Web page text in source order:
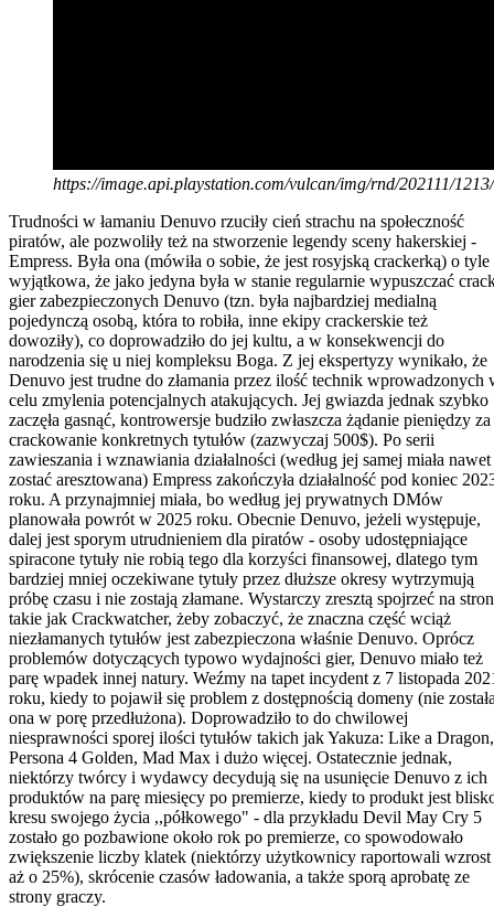
https://image.api.playstation.com/vulcan/img/rnd/202111/
Trudności w łamaniu Denuvo rzuciły cień strachu na społeczność
piratów, ale pozwoliły też na stworzenie legendy sceny hakerskiej -
Empress. Była ona (mówiła o sobie, że jest rosyjską crackerką) o tyle
wyjątkowa, że jako jedyna była w stanie regularnie wypuszczać
gier zabezpieczonych Denuvo (tzn. była najbardziej medialną
pojedynczą osobą, która to robiła, inne ekipy crackerskie też
dowoziły), co doprowadziło do jej kultu, a w konsekwencji do
narodzenia się u niej kompleksu Boga. Z jej ekspertyzy wynikało, że
Denuvo jest trudne do złamania przez ilość technik wprowadzonych
celu zmylenia potencjalnych atakujących. Jej gwiazda jednak szybko
zaczęła gasnąć, kontrowersje budziło zwłaszcza żądanie pieniędzy za
crackowanie konkretnych tytułów (zazwyczaj 500$). Po serii
zawieszania i wznawiania działalności (według jej samej miała nawet
zostać aresztowana) Empress zakończyła działalność pod koniec
roku. A przynajmniej miała, bo według jej prywatnych DMów
planowała powrót w 2025 roku. Obecnie Denuvo, jeżeli występuje,
dalej jest sporym utrudnieniem dla piratów - osoby udostępniające
spiracone tytuły nie robią tego dla korzyści finansowej, dlatego tym
bardziej mniej oczekiwane tytuły przez dłuższe okresy wytrzymują
próbę czasu i nie zostają złamane. Wystarczy zresztą spojrzeć na
takie jak Crackwatcher, żeby zobaczyć, że znaczna część wciąż
niezłamanych tytułów jest zabezpieczona właśnie Denuvo. Oprócz
problemów dotyczących typowo wydajności gier, Denuvo miało też
parę wpadek innej natury. Weźmy na tapet incydent z 7 listopada
roku, kiedy to pojawił się problem z dostępnością domeny (nie
ona w porę przedłużona). Doprowadziło to do chwilowej
niesprawności sporej ilości tytułów takich jak Yakuza: Like a Dragon,
Persona 4 Golden, Mad Max i dużo więcej. Ostatecznie jednak,
niektórzy twórcy i wydawcy decydują się na usunięcie Denuvo z ich
produktów na parę miesięcy po premierze, kiedy to produkt jest
kresu swojego życia ,,półkowego" - dla przykładu Devil May Cry 5
zostało go pozbawione około rok po premierze, co spowodowało
zwiększenie liczby klatek (niektórzy użytkownicy raportowali wzrost
aż o 25%), skrócenie czasów ładowania, a także sporą aprobatę ze
strony graczy.